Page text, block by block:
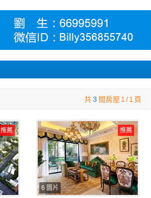
共3 間房屋 1 /1 頁
推薦
6 圖片
推薦